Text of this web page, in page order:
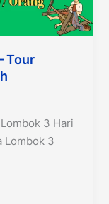
Tour
3 Hari
Lombok 3